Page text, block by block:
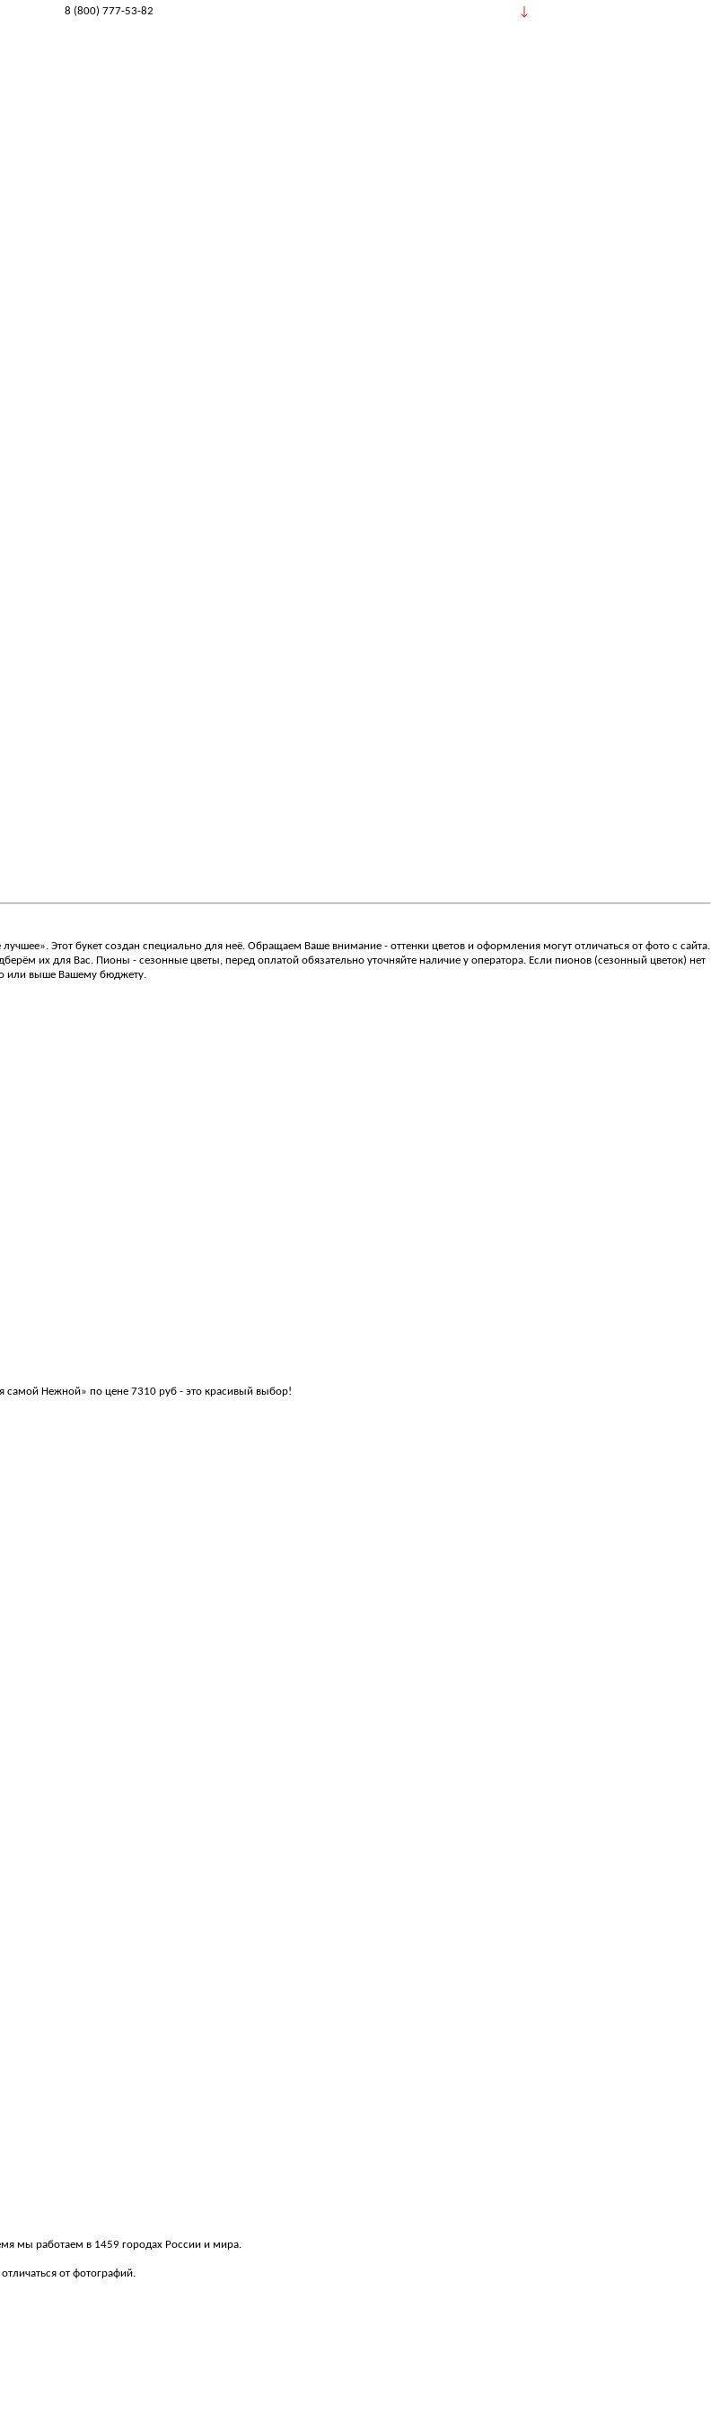
8 (800) 777-53-82
Этот букет создан специально для неё. Обращаем Ваше внимание - оттенки цветов и оформления могут отличаться от фото с сайта.
их для Вас. Пионы - сезонные цветы, перед оплатой обязательно уточняйте наличие у оператора. Если пионов (сезонный цветок) нет
или выше Вашему бюджету.
самой Нежной» по цене 7310 руб - это красивый выбор!
мы работаем в 1459 городах России и мира.
от фотографий.